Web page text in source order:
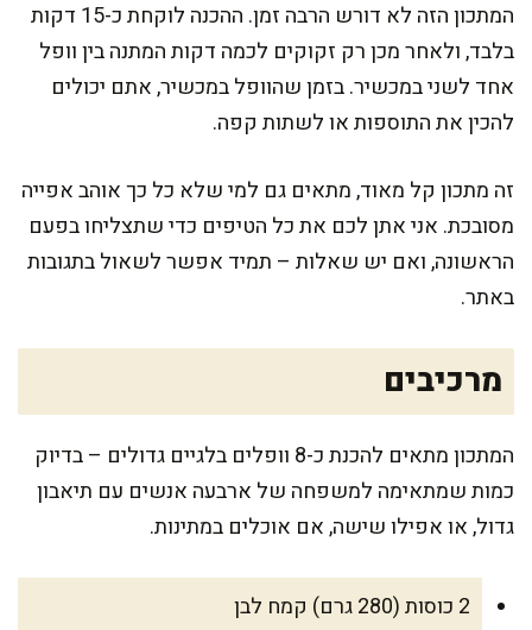
המתכון הזה לא דורש הרבה זמן. ההכנה לוקחת כ-15 דקות
בלבד, ולאחר מכן רק זקוקים לכמה דקות המתנה בין וופל
אחד לשני במכשיר. בזמן שהוופל במכשיר, אתם יכולים
להכין את התוספות או לשתות קפה.
זה מתכון קל מאוד, מתאים גם למי שלא כל כך אוהב אפייה
מסובכת. אני אתן לכם את כל הטיפים כדי שתצליחו בפעם
הראשונה, ואם יש שאלות – תמיד אפשר לשאול בתגובות
באתר.
מרכיבים
המתכון מתאים להכנת כ-8 וופלים בלגיים גדולים – בדיוק
כמות שמתאימה למשפחה של ארבעה אנשים עם תיאבון
גדול, או אפילו שישה, אם אוכלים במתינות.
2 כוסות (280 גרם) קמח לבן